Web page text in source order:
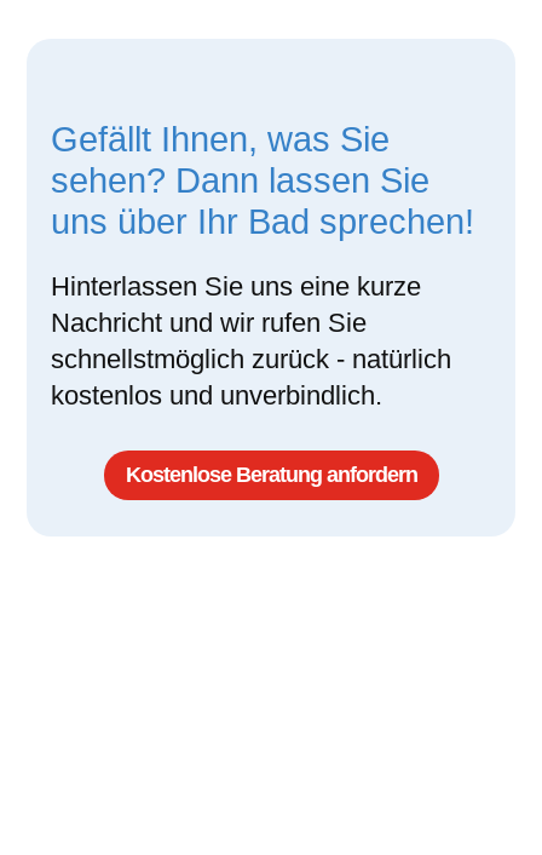
Gefällt Ihnen, was Sie
sehen? Dann lassen Sie
uns über Ihr Bad sprechen!
Hinterlassen Sie uns eine kurze
Nachricht und wir rufen Sie
schnellstmöglich zurück - natürlich
kostenlos und unverbindlich.
Kostenlose Beratung anfordern